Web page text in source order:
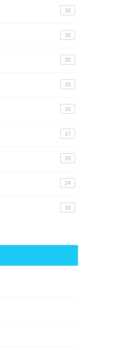
18
16
20
15
16
17
20
24
18